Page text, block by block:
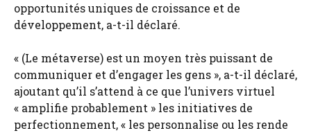
opportunités uniques de croissance et de
développement, a-t-il déclaré.
« (Le métaverse) est un moyen très puissant de
communiquer et d’engager les gens », a-t-il déclaré,
ajoutant qu’il s’attend à ce que l’univers virtuel
« amplifie probablement » les initiatives de
perfectionnement, « les personnalise ou les rende